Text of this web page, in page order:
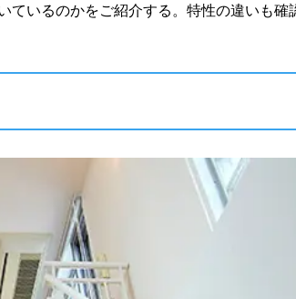
ているのかをご紹介する。特性の違いも確